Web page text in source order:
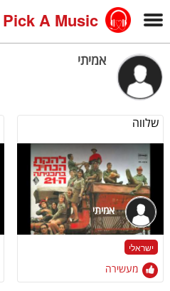
Pick A Music
אמיתי
שלווה
אמיתי
ישראלי
מעשירה